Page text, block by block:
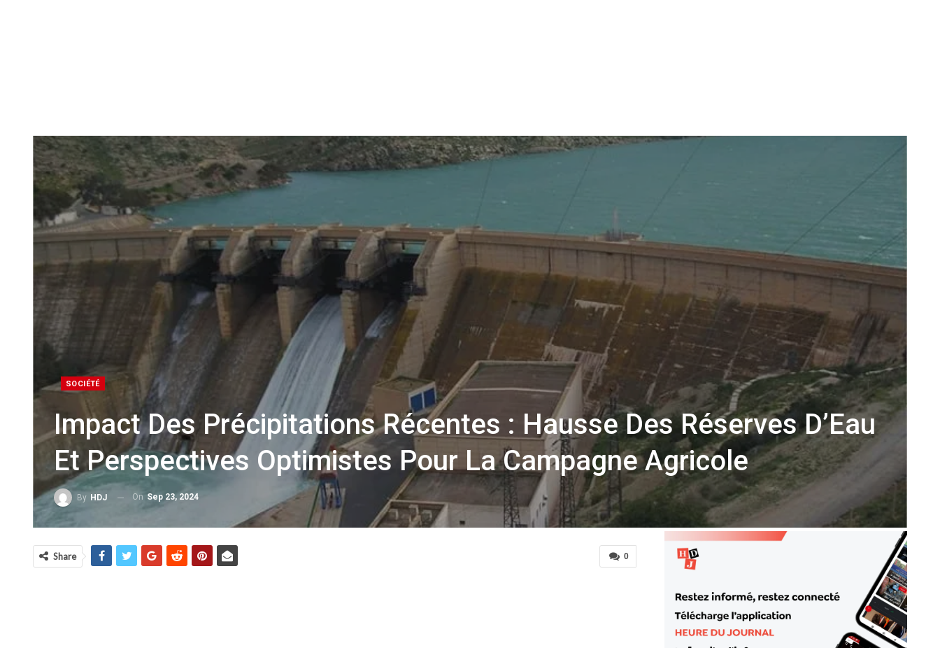
SOCIÉTÉ
Impact Des Précipitations Récentes : Hausse Des Réserves D’Eau
Et Perspectives Optimistes Pour La Campagne Agricole
By HDJ On Sep 23, 2024
0
Share